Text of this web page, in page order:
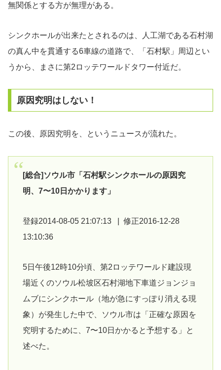
無関係とする方が無理がある。
シンクホールが出来たとされるのは、人工湖である石村湖
の真ん中を貫通する6車線の道路で、「石村駅」周辺とい
うから、まさに第2ロッテワールドタワー付近だ。
原因究明はしない！
この後、原因究明を、というニュースが流れた。
[総合]ソウル市「石村駅シンクホールの原因究
明、7〜10日かかります」
登録2014-08-05 21:07:13 | 修正2016-12-28
13:10:36
5日午後12時10分頃、第2ロッテワールド建設現
場近くのソウル松坡区石村湖地下車道ジョンジョ
ムブにシンクホール（地が急にすっぽり消える現
象）が発生した中で、ソウル市は「正確な原因を
究明するために、7〜10日かかると予想する」と
述べた。